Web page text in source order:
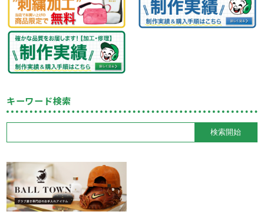
キーワード検索